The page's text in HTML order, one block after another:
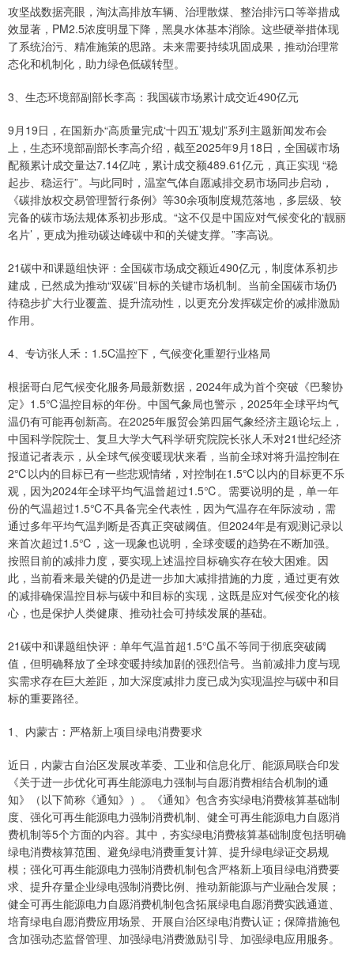
攻坚战数据亮眼，淘汰高排放车辆、治理散煤、整治排污口等举措成
效显著，PM2.5浓度明显下降，黑臭水体基本消除。这些硬举措体现
了系统治污、精准施策的思路。未来需要持续巩固成果，推动治理常
态化和机制化，助力绿色低碳转型。
3、生态环境部副部长李高：我国碳市场累计成交近490亿元
9月19日，在国新办“高质量完成‘十四五’规划”系列主题新闻发布会
上，生态环境部副部长李高介绍，截至2025年9月18日，全国碳市场
配额累计成交量达7.14亿吨，累计成交额489.61亿元，真正实现 “稳
起步、稳运行”。与此同时，温室气体自愿减排交易市场同步启动，
《碳排放权交易管理暂行条例》等30余项制度规范落地，多层级、较
完备的碳市场法规体系初步形成。“这不仅是中国应对气候变化的‘靓丽
名片’，更成为推动碳达峰碳中和的关键支撑。”李高说。
21碳中和课题组快评：全国碳市场成交额近490亿元，制度体系初步
建成，已然成为推动“双碳”目标的关键市场机制。当前全国碳市场仍
待稳步扩大行业覆盖、提升流动性，以更充分发挥碳定价的减排激励
作用。
4、专访张人禾：1.5C温控下，气候变化重塑行业格局
根据哥白尼气候变化服务局最新数据，2024年成为首个突破《巴黎协
定》1.5℃温控目标的年份。中国气象局也警示，2025年全球平均气
温仍有可能再创新高。在2025年服贸会第四届气象经济主题论坛上，
中国科学院院士、复旦大学大气科学研究院院长张人禾对21世纪经济
报道记者表示，从全球气候变暖现状来看，当前全球对将升温控制在
2℃以内的目标已有一些悲观情绪，对控制在1.5℃以内的目标更不乐
观，因为2024年全球平均气温曾超过1.5℃。需要说明的是，单一年
份的气温超过1.5℃不具备完全代表性，因为气温存在年际波动，需
通过多年平均气温判断是否真正突破阈值。但2024年是有观测记录以
来首次超过1.5℃，这一现象也说明，全球变暖的趋势在不断加强。
按照目前的减排力度，要实现上述温控目标确实存在较大困难。因
此，当前看来最关键的仍是进一步加大减排措施的力度，通过更有效
的减排确保温控目标与碳中和目标的实现，这既是应对气候变化的核
心，也是保护人类健康、推动社会可持续发展的基础。
21碳中和课题组快评：单年气温首超1.5℃虽不等同于彻底突破阈
值，但明确释放了全球变暖持续加剧的强烈信号。当前减排力度与现
实需求存在巨大差距，加大深度减排力度已成为实现温控与碳中和目
标的重要路径。
1、内蒙古：严格新上项目绿电消费要求
近日，内蒙古自治区发展改革委、工业和信息化厅、能源局联合印发
《关于进一步优化可再生能源电力强制与自愿消费相结合机制的通
知》（以下简称《通知》）。《通知》包含夯实绿电消费核算基础制
度、强化可再生能源电力强制消费机制、健全可再生能源电力自愿消
费机制等5个方面的内容。其中，夯实绿电消费核算基础制度包括明确
绿电消费核算范围、避免绿电消费重复计算、提升绿电绿证交易规
模；强化可再生能源电力强制消费机制包含严格新上项目绿电消费要
求、提升存量企业绿电强制消费比例、推动新能源与产业融合发展；
健全可再生能源电力自愿消费机制包含拓展绿电自愿消费实践通道、
培育绿电自愿消费应用场景、开展自治区绿电消费认证；保障措施包
含加强动态监督管理、加强绿电消费激励引导、加强绿电应用服务。